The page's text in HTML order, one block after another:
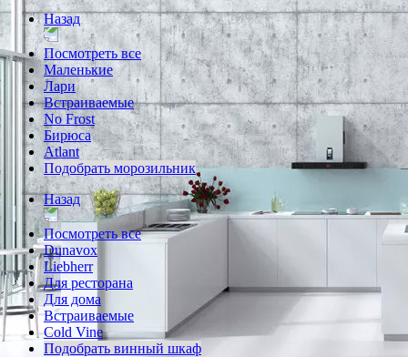
Назад
Посмотреть все
Маленькие
Лари
Встраиваемые
No Frost
Бирюса
Atlant
Подобрать морозильник
Назад
Посмотреть все
Dunavox
Liebherr
Для ресторана
Для дома
Встраиваемые
Cold Vine
Подобрать винный шкаф